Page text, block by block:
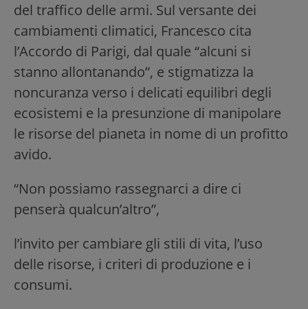
del traffico delle armi. Sul versante dei
cambiamenti climatici, Francesco cita
l’Accordo di Parigi, dal quale “alcuni si
stanno allontanando”, e stigmatizza la
noncuranza verso i delicati equilibri degli
ecosistemi e la presunzione di manipolare
le risorse del pianeta in nome di un profitto
avido.
“Non possiamo rassegnarci a dire ci
penserà qualcun’altro”,
l’invito per cambiare gli stili di vita, l’uso
delle risorse, i criteri di produzione e i
consumi.